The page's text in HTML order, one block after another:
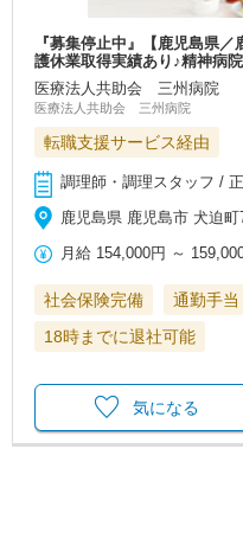
『募集停止中』【鹿児島県
護休業取得実績あり♪精神病
医療法人共助会 三州病院
医療法人共助会 三州病院
転職支援サービス経由
調理師・調理スタッフ /
鹿児島県 鹿児島市 犬迫町
月給 154,000円 ～
社会保険完備 通勤手当
18時までに退社可能
気になる